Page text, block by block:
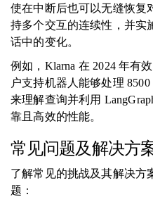
使在中断后也可以无缝恢复
持多个交互的连续性，并实
话中的变化。
例如，Klarna 在 2024 年有
户支持机器人能够处理
来理解查询并利用
靠且高效的性能。
常见问题及解决方
了解常见的挑战及其解决方
题：